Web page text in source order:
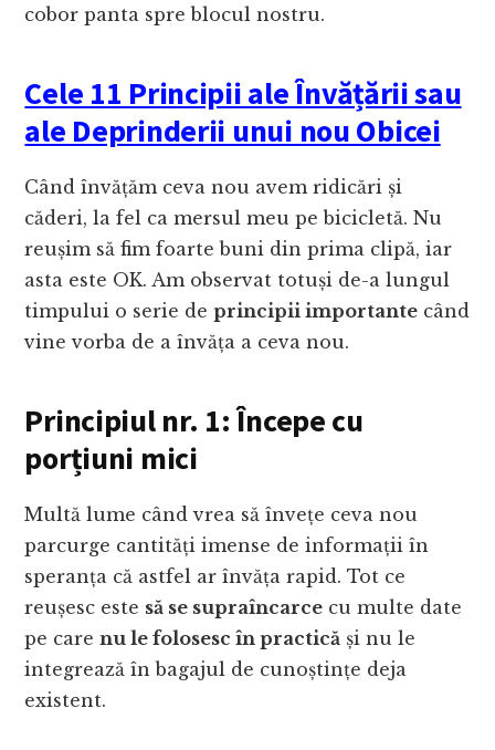
cobor panta spre blocul nostru.
Cele 11 Principii ale Învățării sau
ale Deprinderii unui nou Obicei
Când învățăm ceva nou avem ridicări și
căderi, la fel ca mersul meu pe bicicletă. Nu
reușim să fim foarte buni din prima clipă, iar
asta este OK. Am observat totuși de-a lungul
timpului o serie deprincipii importante când
vine vorba de a învăța a ceva nou.
Principiul nr. 1: Începe cu
porțiuni mici
Multă lume când vrea să învețe ceva nou
parcurge cantități imense de informații în
speranța că astfel ar învăța rapid. Tot ce
reușesc este să se supraîncarce cu multe date
pe carenu le folosesc în practică și nu le
integrează în bagajul de cunoștințe deja
existent.